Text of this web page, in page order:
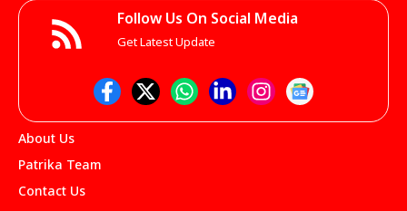
Follow Us On Social Media
Get Latest Update
About Us
Patrika Team
Contact Us